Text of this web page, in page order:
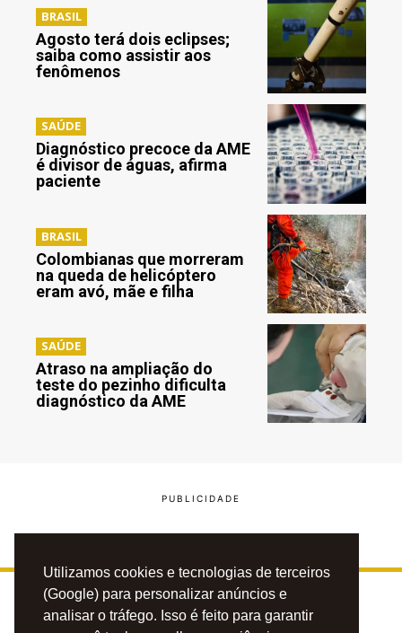
Utilizamos cookies e tecnologias de terceiros
(Google) para personalizar anúncios e
analisar o tráfego. Isso é feito para garantir
BRASIL
Agosto terá dois eclipses;
saiba como assistir aos
fenômenos
SAÚDE
Diagnóstico precoce da AME
é divisor de águas, afirma
paciente
BRASIL
Colombianas que morreram
na queda de helicóptero
eram avó, mãe e filha
SAÚDE
Atraso na ampliação do
teste do pezinho dificulta
diagnóstico da AME